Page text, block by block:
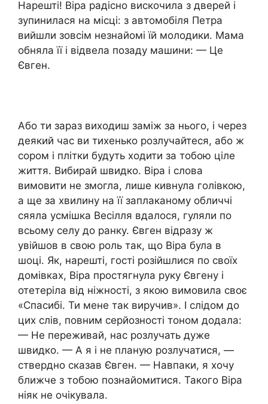
Нарешті! Віра радісно вискочила з дверей і
зупинилася на місці: з автомобіля Петра
вийшли зовсім незнайомі їй молодики. Мама
обняла її і відвела позаду машини: — Це
Євген.
Або ти зараз виходиш заміж за нього, і через
деякий час ви тихенько розлучайтеся, або ж
сором і плітки будуть ходити за тобою ціле
життя. Вибирай швидко. Віра і слова
вимовити не змогла, лише кивнула голівкою,
а ще за хвилину на її заплаканому обличчі
сяяла усмішка Весілля вдалося, гуляли по
всьому селу до ранку. Євген відразу ж
увійшов в свою роль так, що Віра була в
шоці. Як, нарешті, гості розійшлися по своїх
домівках, Віра простягнула руку Євгену і
отетеріла від ніжності, з якою вимовила своє
«Спасибі. Ти мене так виручив». І слідом до
цих слів, повним серйозності тоном додала:
— Не переживай, нас розлучать дуже
швидко. — А я і не планую розлучатися, —
ствердно сказав Євген. — Навпаки, я хочу
ближче з тобою познайомитися. Такого Віра
ніяк не очікувала.